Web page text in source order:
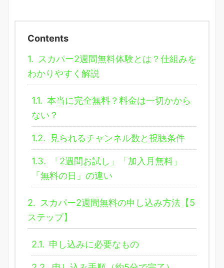
Contents
1. スカパー2週間無料体験とは？仕組みを
わかりやすく解説
1.1. 本当に完全無料？料金は一切かから
ない？
1.2. 見られるチャンネル数と視聴条件
1.3.
「2週間お試し」「加入月無料」
「無料の日」の違い
2. スカパー2週間無料の申し込み方法【5
ステップ】
2.1. 申し込みに必要なもの